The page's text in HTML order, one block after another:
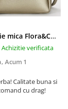
Geanta aurie mica Flora&CO Paris H6930 16
Achizitie verificata
Acum 1
Calitate buna si
cu drag!